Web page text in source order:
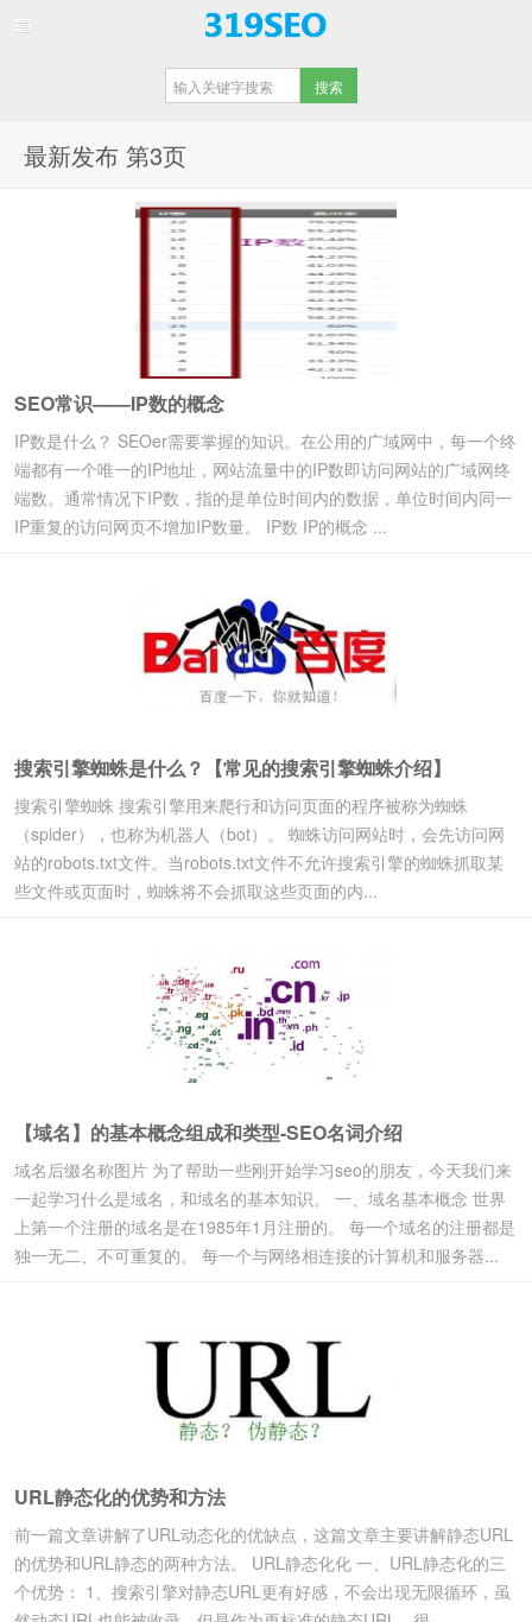
最新发布 第3页
SEO常识——IP数的概念
IP数是什么？ SEOer需要掌握的知识。在公用的广域网中，每一个终
端都有一个唯一的IP地址，网站流量中的IP数即访问网站的广域网终
端数。通常情况下IP数，指的是单位时间内的数据，单位时间内同一
IP重复的访问网页不增加IP数量。 IP数 IP的概念 ...
搜索引擎蜘蛛是什么？【常见的搜索引擎蜘蛛介绍】
搜索引擎蜘蛛 搜索引擎用来爬行和访问页面的程序被称为蜘蛛
（spider），也称为机器人（bot）。 蜘蛛访问网站时，会先访问网
站的robots.txt文件。当robots.txt文件不允许搜索引擎的蜘蛛抓取某
些文件或页面时，蜘蛛将不会抓取这些页面的内...
【域名】的基本概念组成和类型-SEO名词介绍
域名后缀名称图片 为了帮助一些刚开始学习seo的朋友，今天我们来
一起学习什么是域名，和域名的基本知识。 一、域名基本概念 世界
上第一个注册的域名是在1985年1月注册的。 每一个域名的注册都是
独一无二、不可重复的。 每一个与网络相连接的计算机和服务器...
URL静态化的优势和方法
前一篇文章讲解了URL动态化的优缺点，这篇文章主要讲解静态URL
的优势和URL静态的两种方法。 URL静态化化 一、URL静态化的三
个优势： 1、搜索引擎对静态URL更有好感，不会出现无限循环，虽